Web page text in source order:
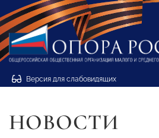
Версия для слабовидящих
НОВОСТИ